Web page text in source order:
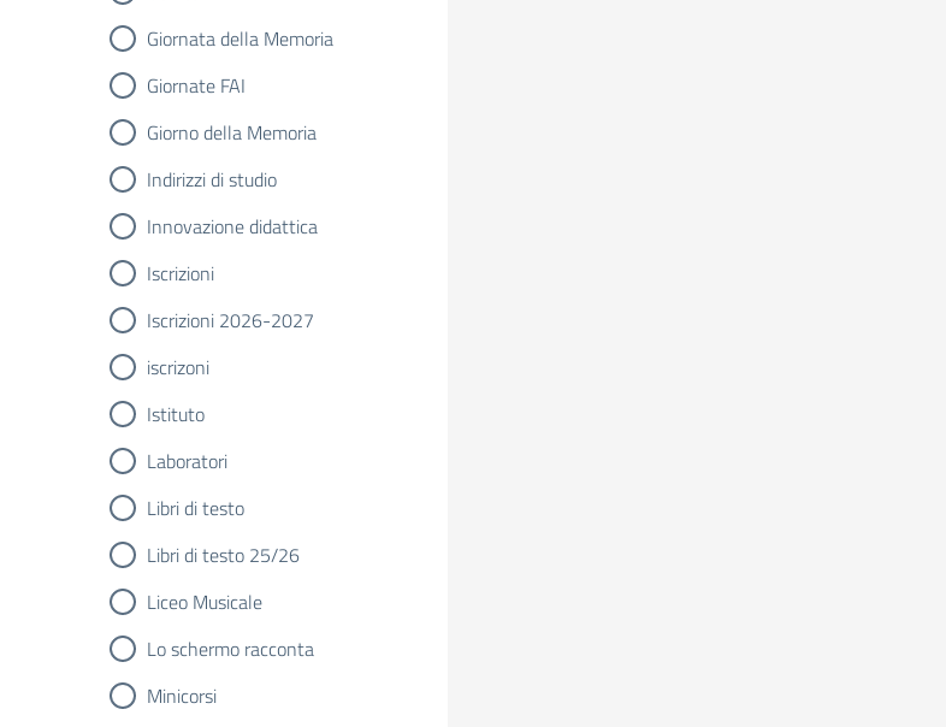
Giornata della Memoria
Giornate FAI
Giorno della Memoria
Indirizzi di studio
Innovazione didattica
Iscrizioni
Iscrizioni 2026-2027
iscrizoni
Istituto
Laboratori
Libri di testo
Libri di testo 25/26
Liceo Musicale
Lo schermo racconta
Minicorsi